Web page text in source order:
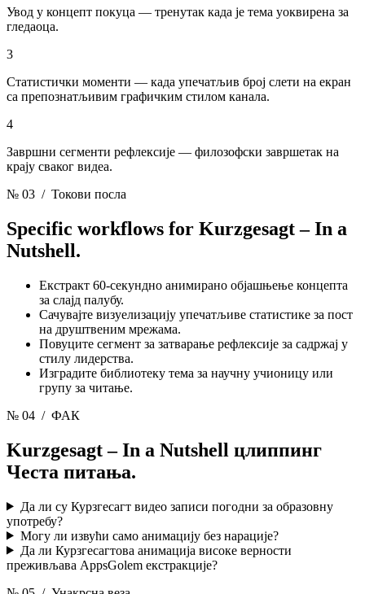
Увод у концепт покуца — тренутак када је тема уоквирена за
гледаоца.
3
Статистички моменти — када упечатљив број слети на екран
са препознатљивим графичким стилом канала.
4
Завршни сегменти рефлексије — филозофски завршетак на
крају сваког видеа.
№ 03 / Токови посла
Specific workflows for Kurzgesagt – In a
Nutshell.
Екстракт 60-секундно анимирано објашњење концепта
за слајд палубу.
Сачувајте визуелизацију упечатљиве статистике за пост
на друштвеним мрежама.
Повуците сегмент за затварање рефлексије за садржај у
стилу лидерства.
Изградите библиотеку тема за научну учионицу или
групу за читање.
№ 04 / ФАК
Kurzgesagt – In a Nutshell цлиппинг
Честа питања.
Да ли су Курзгесагт видео записи погодни за образовну
употребу?
Могу ли извући само анимацију без нарације?
Да ли Курзгесагтова анимација високе верности
преживљава AppsGolem екстракције?